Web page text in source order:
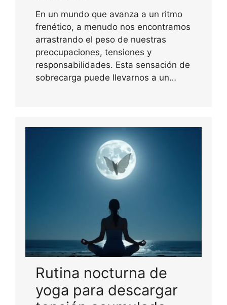
En un mundo que avanza a un ritmo
frenético, a menudo nos encontramos
arrastrando el peso de nuestras
preocupaciones, tensiones y
responsabilidades. Esta sensación de
sobrecarga puede llevarnos a un…
Rutina nocturna de
yoga para descargar